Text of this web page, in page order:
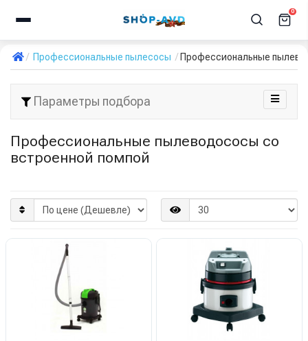
0
Профессиональные пылесосы Профессиональные
Параметры подбора
Профессиональные пылеводососы со
встроенной помпой